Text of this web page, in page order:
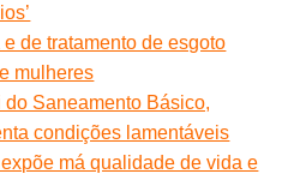
de tratamento de esgoto
mulheres
Saneamento Básico,
condições lamentáveis
má qualidade de vida e